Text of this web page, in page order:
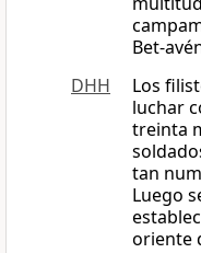
Bet-
DHH
Los
luchar
treinta
tan
Luego
oriente